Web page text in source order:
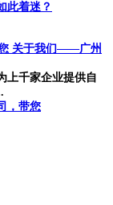
此着迷？
关于我们——广州
上千家企业提供自
，带您